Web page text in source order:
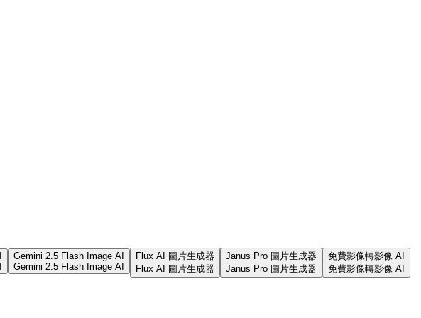
Gemini 2.5 Flash Image AI
Gemini 2.5 Flash Image AI
Flux AI 圖片生成器
Flux AI 圖片生成器
Janus Pro 圖片生成器
Janus Pro 圖片生成器
免費影像轉影像 AI
免費影像轉影像 AI